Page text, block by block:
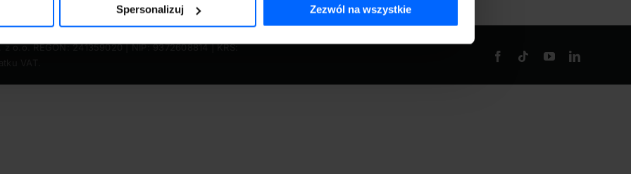
Spersonalizuj Zezwól na wszystkie
o.o. REGON: 241359020 | NIP: 9372608814 | KRS:
VAT.
Facebook
TiktokYouTubeLinkedIn